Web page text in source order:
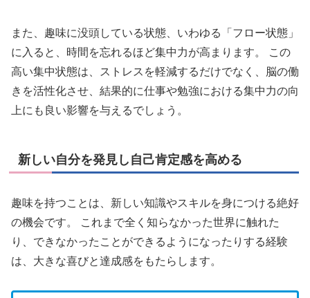
また、趣味に没頭している状態、いわゆる「フロー状態」
に入ると、時間を忘れるほど集中力が高まります。 この
高い集中状態は、ストレスを軽減するだけでなく、脳の働
きを活性化させ、結果的に仕事や勉強における集中力の向
上にも良い影響を与えるでしょう。
新しい自分を発見し自己肯定感を高める
趣味を持つことは、新しい知識やスキルを身につける絶好
の機会です。 これまで全く知らなかった世界に触れた
り、できなかったことができるようになったりする経験
は、大きな喜びと達成感をもたらします。